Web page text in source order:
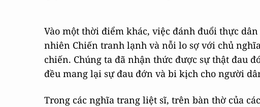
Vào một thời điểm khác, việc đánh đuổi thực
nhiên Chiến tranh lạnh và nỗi lo sợ với chủ
chiến. Chúng ta đã nhận thức được sự thật đau
đều mang lại sự đau đớn và bi kịch cho người
Trong các nghĩa trang liệt sĩ, trên bàn thờ của